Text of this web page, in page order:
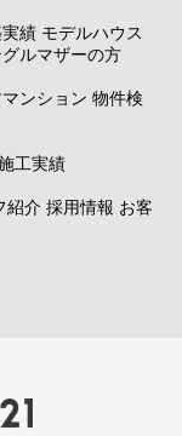
績 モデルハウス
ルマザーの方
ンション 物件検
工実績
紹介 採用情報 お客